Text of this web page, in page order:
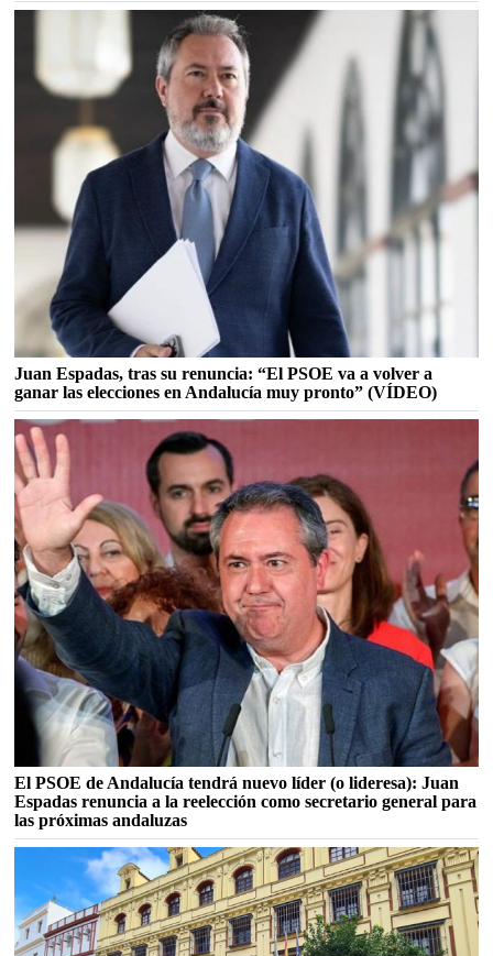
Juan Espadas, tras su renuncia: “El PSOE va a volver a
ganar las elecciones en Andalucía muy pronto” (VÍDEO)
El PSOE de Andalucía tendrá nuevo líder (o lideresa): Juan
Espadas renuncia a la reelección como secretario general para
las próximas andaluzas